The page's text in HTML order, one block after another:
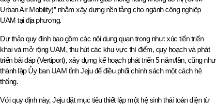
Urban Air Mobility)” nhằm xây dựng nền tảng cho ngành công nghiệp
UAM tại địa phương.
Dự thảo quy định bao gồm các nội dung quan trọng như: xúc tiến triển
khai và mở rộng UAM, thu hút các khu vực thí điểm, quy hoạch và phát
triển bãi đáp (Vertiport), xây dựng kế hoạch phát triển 5 năm/lần, cũng như
thành lập Ủy ban UAM tỉnh Jeju để điều phối chính sách một cách hệ
thống.
Với quy định này, Jeju đặt mục tiêu thiết lập một hệ sinh thái toàn diện từ